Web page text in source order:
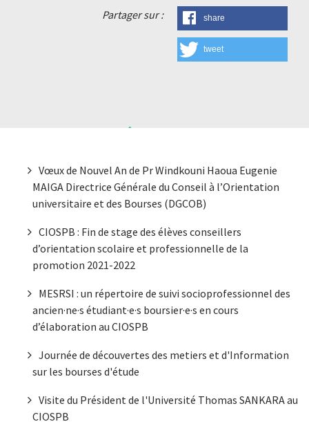
Partager sur : share
tweet
Dernières Nouvelles
Vœux de Nouvel An de Pr Windkouni Haoua Eugenie
MAIGA Directrice Générale du Conseil à l’Orientation
universitaire et des Bourses (DGCOB)
CIOSPB : Fin de stage des élèves conseillers
d’orientation scolaire et professionnelle de la
promotion 2021-2022
MESRSI : un répertoire de suivi socioprofessionnel des
ancien·ne·s étudiant·e·s boursier·e·s en cours
d’élaboration au CIOSPB
Journée de découvertes des metiers et d'Information
sur les bourses d'étude
Visite du Président de l'Université Thomas SANKARA au
CIOSPB